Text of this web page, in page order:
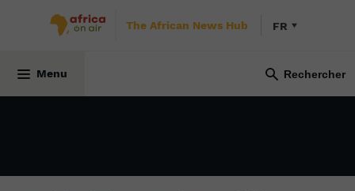
The African News Hub FR
Menu